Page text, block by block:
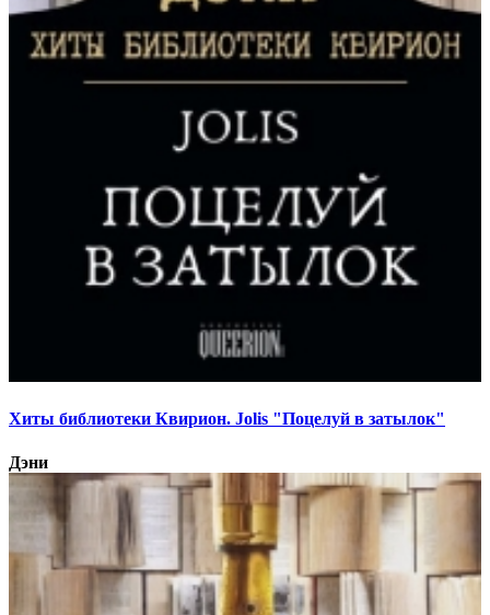
Хиты библиотеки Квирион. Jolis "Поцелуй в затылок"
Дэни